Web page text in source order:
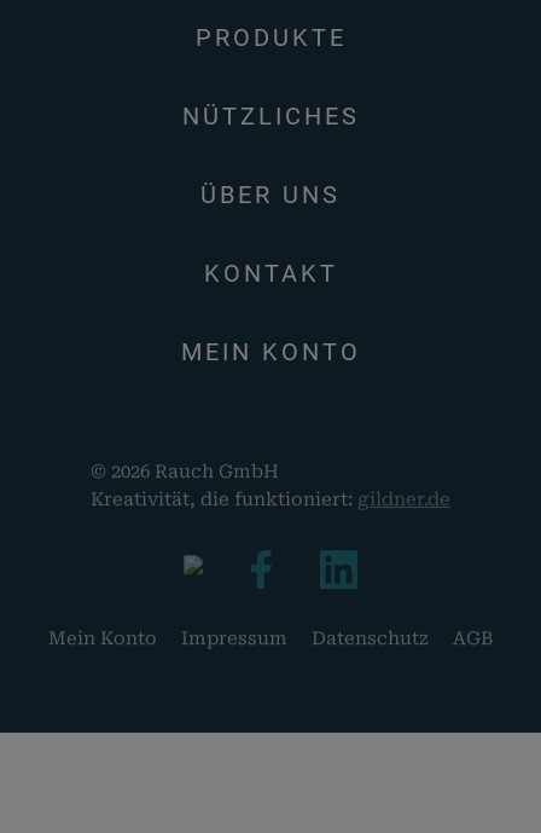
PRODUKTE
NÜTZLICHES
ÜBER UNS
KONTAKT
MEIN KONTO
© 2026 Rauch GmbH
Kreativität, die funktioniert: gildner.de
Mein Konto Impressum Datenschutz AGB